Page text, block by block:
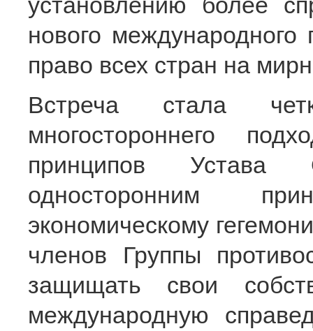
нового
право всех стран на
Встреча стала
многостороннего
принципов Устава
односторонним
экономическому
членов Группы
защищать свои
международную